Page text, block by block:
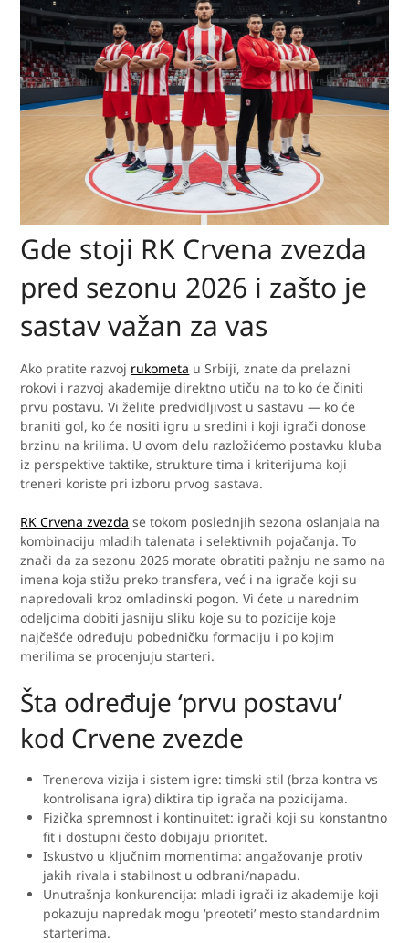
Gde stoji RK Crvena zvezda
pred sezonu 2026 i zašto je
sastav važan za vas
Ako pratite razvoj rukometa u Srbiji, znate da prelazni
rokovi i razvoj akademije direktno utiču na to ko će činiti
prvu postavu. Vi želite predvidljivost u sastavu — ko će
braniti gol, ko će nositi igru u sredini i koji igrači donose
brzinu na krilima. U ovom delu razložićemo postavku kluba
iz perspektive taktike, strukture tima i kriterijuma koji
treneri koriste pri izboru prvog sastava.
RK Crvena zvezda se tokom poslednjih sezona oslanjala na
kombinaciju mladih talenata i selektivnih pojačanja. To
znači da za sezonu 2026 morate obratiti pažnju ne samo na
imena koja stižu preko transfera, već i na igrače koji su
napredovali kroz omladinski pogon. Vi ćete u narednim
odeljcima dobiti jasniju sliku koje su to pozicije koje
najčešće određuju pobedničku formaciju i po kojim
merilima se procenjuju starteri.
Šta određuje ‘prvu postavu’
kod Crvene zvezde
Trenerova vizija i sistem igre: timski stil (brza kontra vs
kontrolisana igra) diktira tip igrača na pozicijama.
Fizička spremnost i kontinuitet: igrači koji su konstantno
fit i dostupni često dobijaju prioritet.
Iskustvo u ključnim momentima: angažovanje protiv
jakih rivala i stabilnost u odbrani/napadu.
Unutrašnja konkurencija: mladi igrači iz akademije koji
pokazuju napredak mogu ‘preoteti’ mesto standardnim
starterima.